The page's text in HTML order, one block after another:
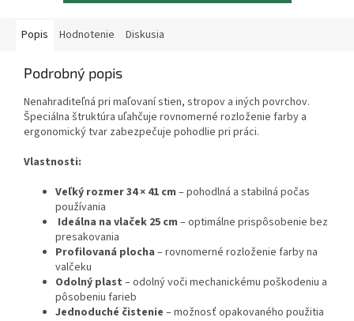
Popis Hodnotenie Diskusia
Podrobný popis
Nenahraditeľná pri maľovaní stien, stropov a iných povrchov.
Špeciálna štruktúra uľahčuje rovnomerné rozloženie farby a
ergonomický tvar zabezpečuje pohodlie pri práci.
Vlastnosti:
Veľký rozmer 34 × 41 cm – pohodlná a stabilná počas
používania
Ideálna na vlaček 25 cm – optimálne prispôsobenie bez
presakovania
Profilovaná plocha – rovnomerné rozloženie farby na
valčeku
Odolný plast – odolný voči mechanickému poškodeniu a
pôsobeniu farieb
Jednoduché čistenie – možnosť opakovaného použitia